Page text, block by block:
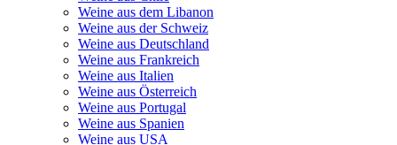
Weine aus dem Libanon
Weine aus der Schweiz
Weine aus Deutschland
Weine aus Frankreich
Weine aus Italien
Weine aus Österreich
Weine aus Portugal
Weine aus Spanien
Weine aus USA